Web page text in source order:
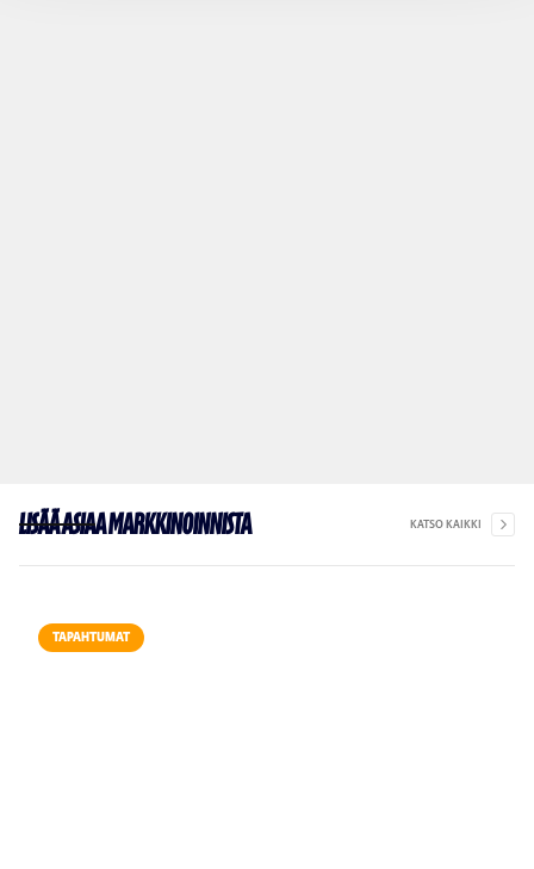
Lisää asiaa markkinoinnista KATSO KAIKKI
TAPAHTUMAT